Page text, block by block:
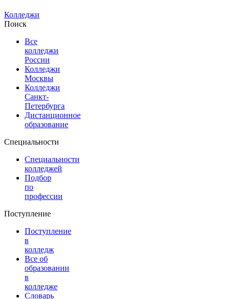
Колледжи
Поиск
Все
колледжи
России
Колледжи
Москвы
Колледжи
Санкт-
Петербурга
Дистанционное
образование
Специальности
Специальности
колледжей
Подбор
по
профессии
Поступление
Поступление
в
колледж
Все об
образовании
в
колледже
Словарь